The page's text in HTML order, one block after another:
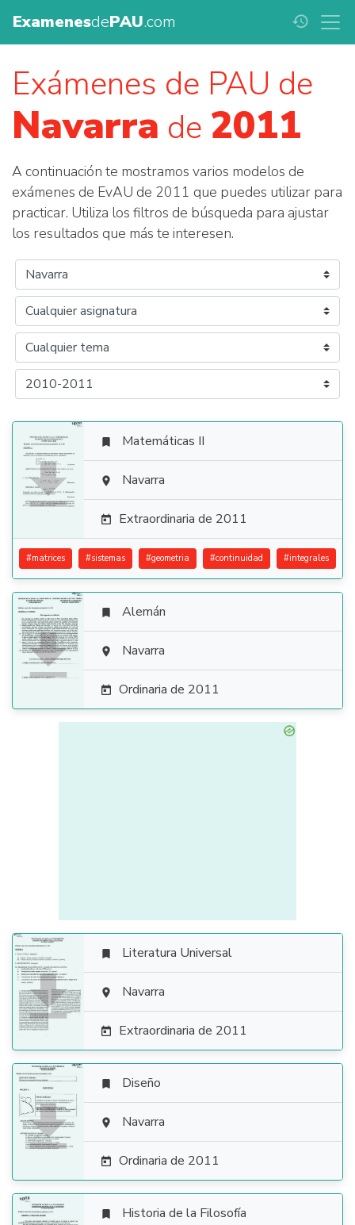
ExamenesdePAU.com history
Exámenes de PAU de
Navarra de 2011
A continuación te mostramos varios modelos de
exámenes de EvAU de 2011 que puedes utilizar para
practicar. Utiliza los filtros de búsqueda para ajustar
los resultados que más te interesen.

 Matemáticas II
 Navarra
 Extraordinaria de 2011
#matrices #sistemas #geometria #continuidad #integrales

 Alemán
 Navarra
 Ordinaria de 2011

 Literatura Universal
 Navarra
 Extraordinaria de 2011

 Diseño
 Navarra
 Ordinaria de 2011
 Historia de la Filosofía